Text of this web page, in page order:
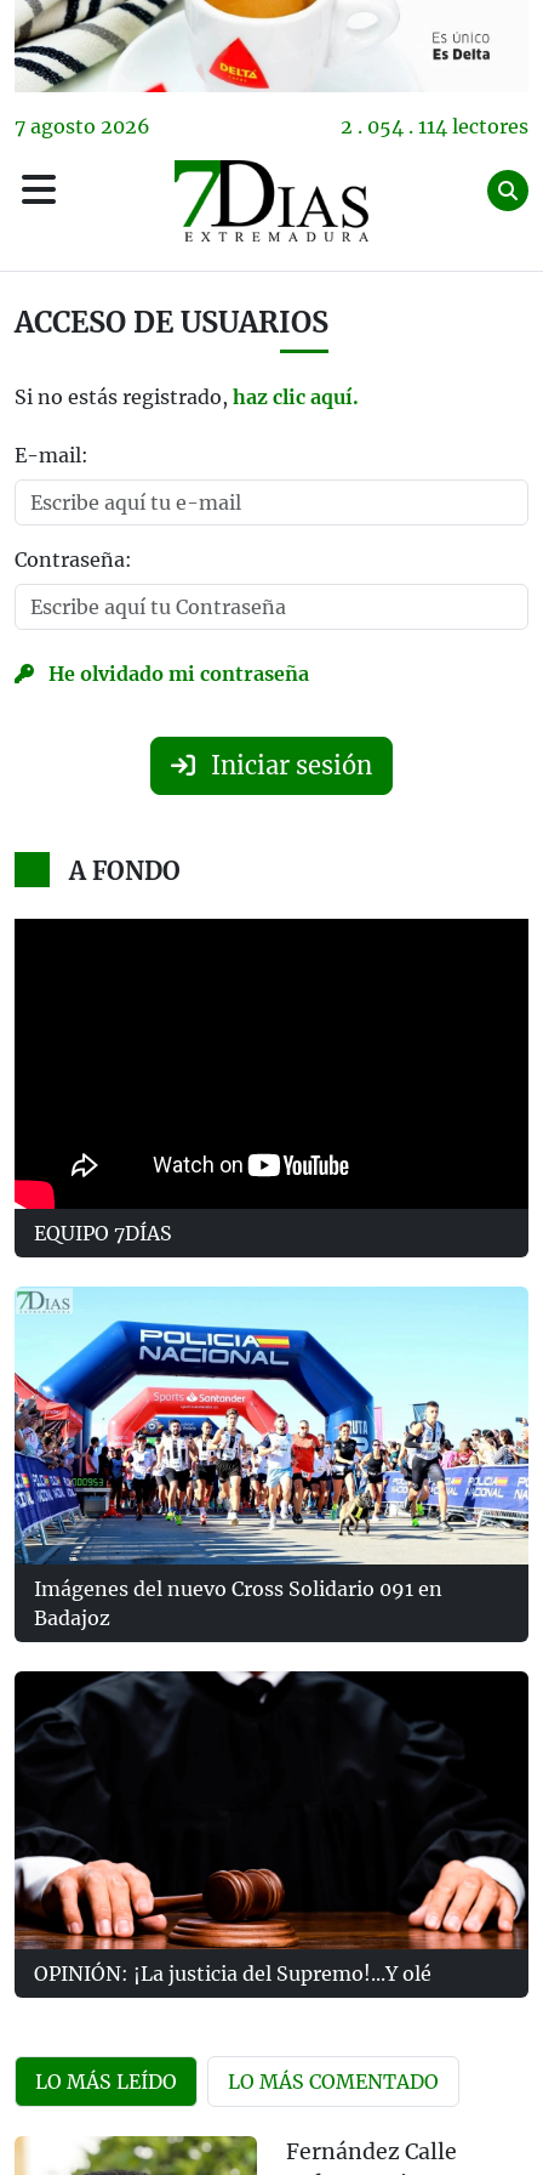
7 agosto 2026 2 . 054 . 114 lectores
ACCESO DE USUARIOS
Si no estás registrado, haz clic aquí.
E-mail:
Contraseña:
He olvidado mi contraseña
Iniciar sesión
A FONDO
EQUIPO 7DÍAS
Imágenes del nuevo Cross Solidario 091 en
Badajoz
OPINIÓN: ¡La justicia del Supremo!...Y olé
LO MÁS LEÍDO LO MÁS COMENTADO
Fernández Calle